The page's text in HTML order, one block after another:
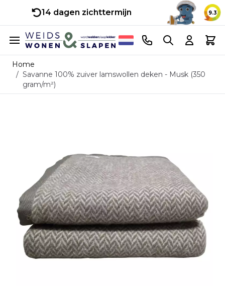
14 dagen zichttermijn 9.3
Ga naar de inhoud
Telefoonnummer
Search Cart
Home
/ Savanne 100% zuiver lamswollen deken - Musk (350
gram/m²)